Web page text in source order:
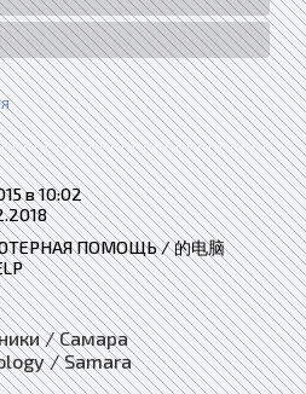
в 10:02
ПОМОЩЬ / 的电脑
/ Самара
/ Samara